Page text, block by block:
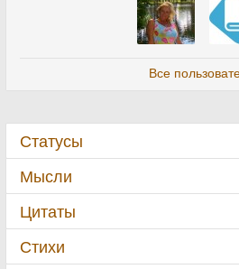
Все
Статусы
Мысли
Цитаты
Стихи